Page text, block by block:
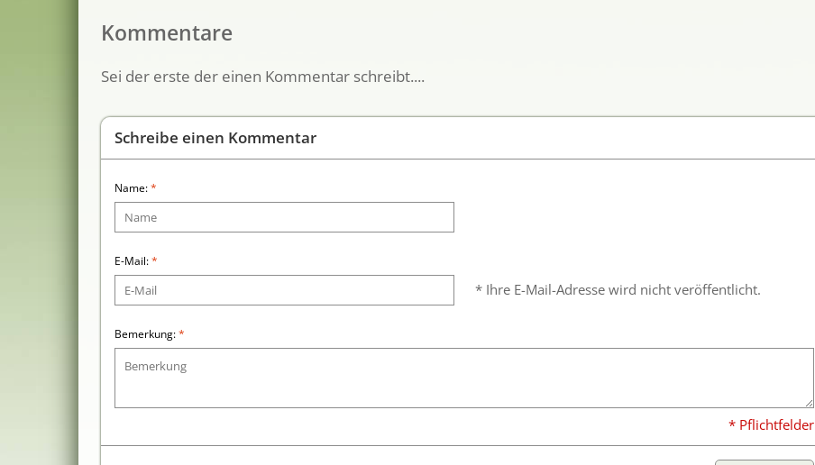
Kommentare
Sei der erste der einen Kommentar schreibt....
Schreibe einen Kommentar
Name:*
E-Mail:*
* Ihre E-Mail-Adresse wird nicht veröffentlicht.
Bemerkung:*
* Pflichtfelder